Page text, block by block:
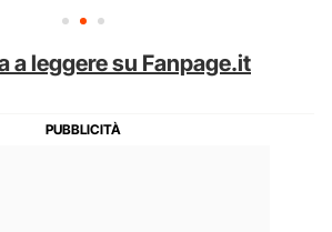
a leggere su Fanpage.it